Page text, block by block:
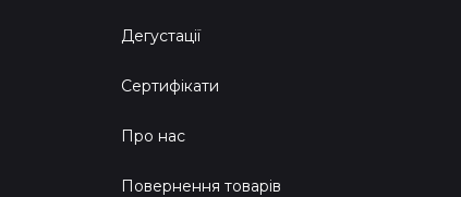
Дегустації
Сертифікати
Про нас
Повернення товарів